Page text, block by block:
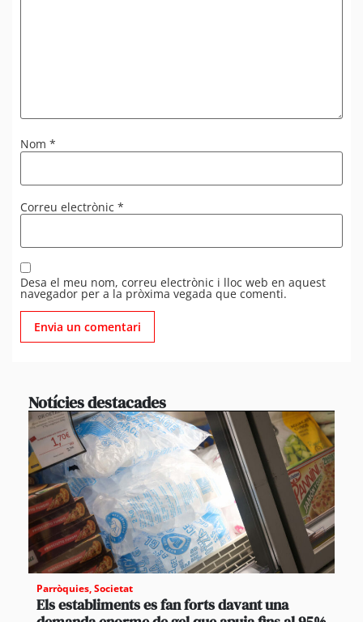
Nom *
Correu electrònic *
Desa el meu nom, correu electrònic i lloc web en aquest
navegador per a la pròxima vegada que comenti.
Notícies destacades
Parròquies,Societat
Els establiments es fan forts davant una